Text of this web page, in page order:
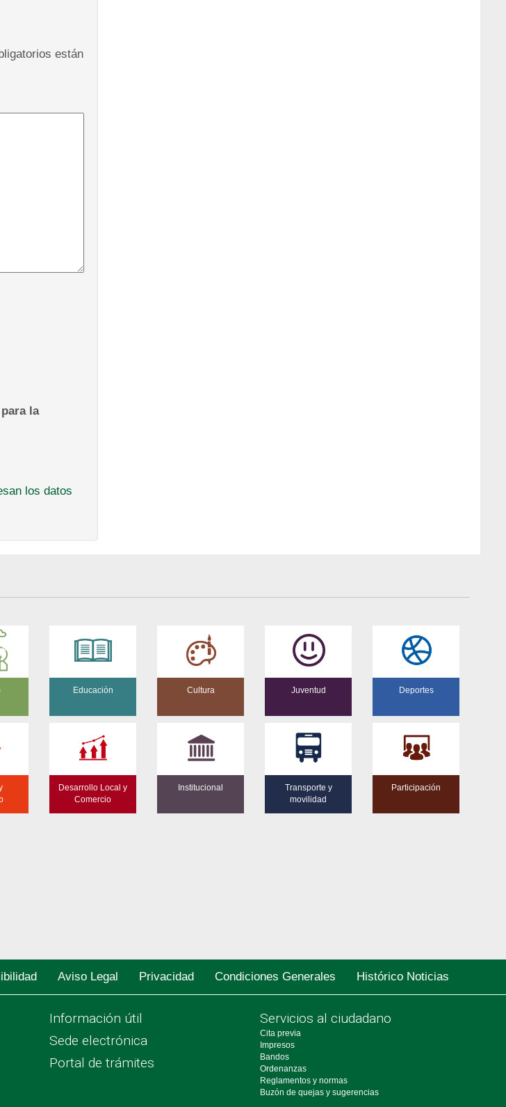
están
la
los datos
Educación Cultura Juventud Deportes
Desarrollo Local y
Comercio
Institucional
Transporte y
movilidad
Participación
Aviso Legal Privacidad Condiciones Generales Histórico Noticias
Información útil
Sede electrónica
Portal de trámites
Servicios al ciudadano
Cita previa
Impresos
Bandos
Ordenanzas
Reglamentos y normas
Buzón de quejas y sugerencias